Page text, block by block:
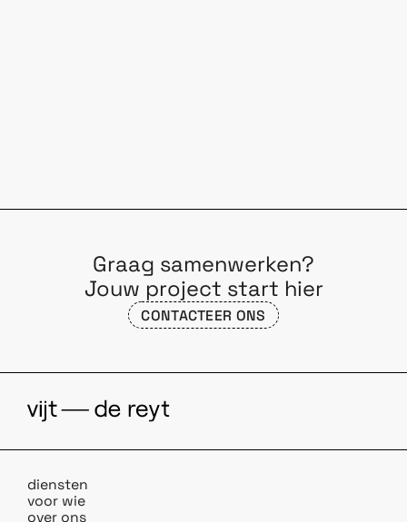
Graag samenwerken?
Jouw project start hier
CONTACTEER ONS
diensten
voor wie
over ons